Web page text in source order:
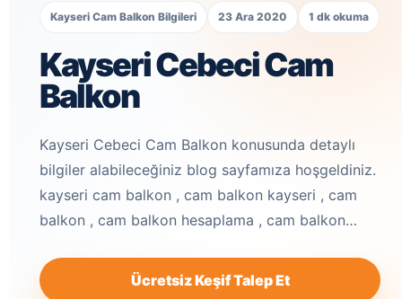
Kayseri Cam Balkon Bilgileri 23 Ara 2020 1 dk okuma
Kayseri Cebeci Cam
Balkon
Kayseri Cebeci Cam Balkon konusunda detaylı
bilgiler alabileceğiniz blog sayfamıza hoşgeldiniz.
kayseri cam balkon , cam balkon kayseri , cam
balkon , cam balkon hesaplama , cam balkon…
Ücretsiz Keşif Talep Et